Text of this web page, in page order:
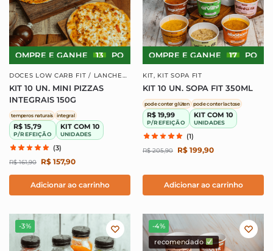
E GANHE 13 PONTOS! COMPRE E GANHE 13
DOCES LOW CARB FIT / LANCHES
INTEGRAIS, KIT, KIT LANCHES
INTEGRAIS
KIT 10 UN. MINI PIZZAS
INTEGRAIS 150G
temperos naturais integral
R$ 15,79
P/REFEIÇÃO
KIT COM 10
UNIDADES
(3)
R$161,90 R$ 157,90
Adicionar ao carrinho
COMPRE E GANHE 17 PONTOS!
KIT, KIT SOPA FIT
KIT 10 UN. SOPA FIT 350ML
pode conter glúten pode conter lactose
R$ 19,99
P/REFEIÇÃO
KIT COM 10
UNIDADES
(1)
R$205,90 R$ 199,90
Adicionar ao carrinho
-3%
-4%
recomendado